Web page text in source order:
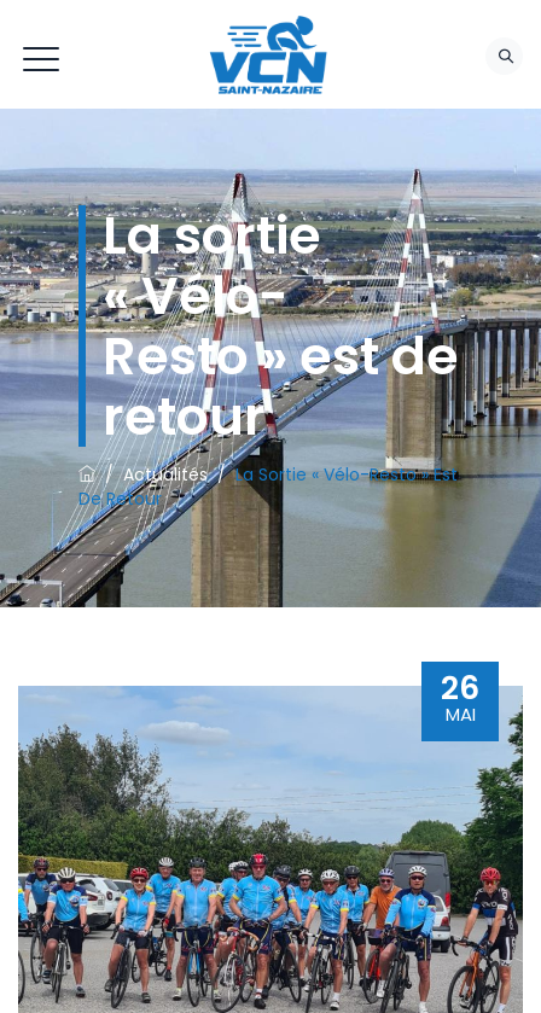
La sortie
« Vélo-
Resto » est de
retour
/Actualités/La Sortie « Vélo-Resto » Est
De Retour
26
MAI